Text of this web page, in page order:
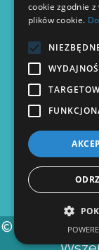
Agencja
osób
Skupiamy
© 2014-2021
cookie zgodnie
plików cookie.